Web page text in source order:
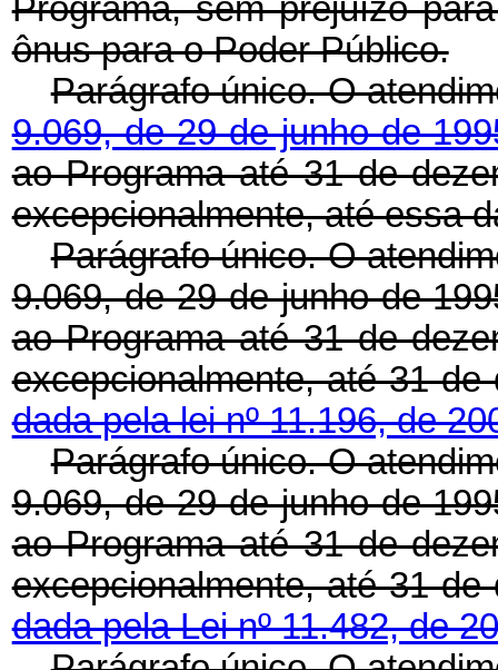
Programa, sem prejuízo
ônus para o Poder Público.
Parágrafo único. O
9.069, de 29 de junho de
ao Programa até 31 de
excepcionalmente, até essa
Parágrafo único. O
9.069, de 29 de junho de
ao Programa até 31 de
excepcionalmente, até
dada pela lei nº 11.196, de
Parágrafo único. O
9.069, de 29 de junho de
ao Programa até 31 de
excepcionalmente, até
dada pela Lei nº 11.482, de